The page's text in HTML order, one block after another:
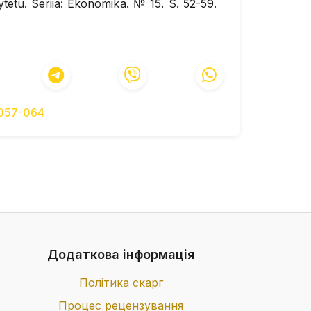
Seriia: Ekonomika. № 15. S. 52-59.
zovnishnoekonomichnoi bezpeky
zahroz ta otsiniuvannia
pidkhid do vyznachennia
Yu.O., Penkivska K.S. (2021)
v lohistychnii diialnosti pidpryiemstv.
nauky». Vypusk 2 (49), C.22-31. [in
064
Додаткова інформація
Політика скарг
Процес рецензування